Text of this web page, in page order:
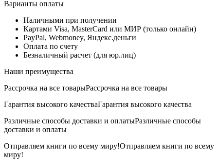
Варианты оплаты
Наличными при получении
Картами Visa, MasterCard или МИР (только онлайн)
PayPal, Webmoney, Яндекс.деньги
Оплата по счету
Безналичный расчет (для юр.лиц)
Наши преимущества
Рассрочка на все товарыРассрочка на все товары
Гарантия высокого качестваГарантия высокого качества
Различные способы доставки и оплатыРазличные способы
доставки и оплаты
Отправляем книги по всему миру!Отправляем книги по всему
миру!